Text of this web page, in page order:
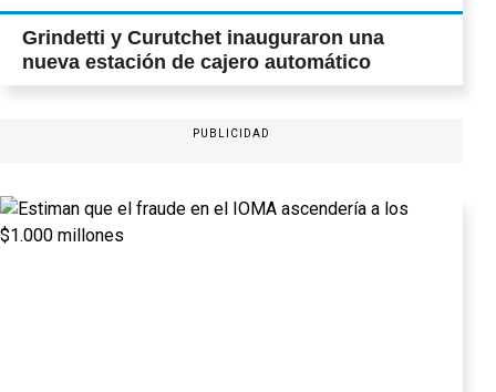
Grindetti y Curutchet inauguraron una
nueva estación de cajero automático
PUBLICIDAD